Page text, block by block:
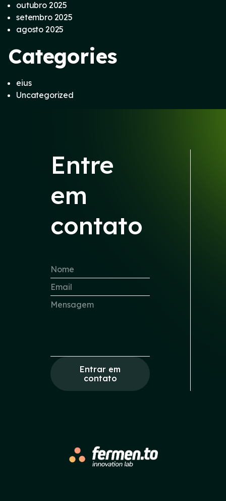
outubro 2025
setembro 2025
agosto 2025
Categories
eius
Uncategorized
Entre
em
contato
Entrar em
contato